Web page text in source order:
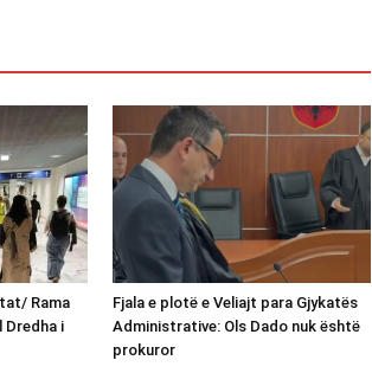
Rama
Dredha i
Fjala e plotë e Veliajt para Gjykatës
Administrative: Ols Dado nuk është
prokuror